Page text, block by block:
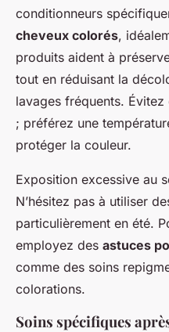
conditionneurs
cheveux colorés,
produits aident à
tout en réduisant la
lavages fréquents. Évitez
; préférez une
protéger la couleur.
Exposition excessive au
N’hésitez pas à utiliser
particulièrement en été.
employez des astuces
comme des soins
colorations.
Soins spécifiques